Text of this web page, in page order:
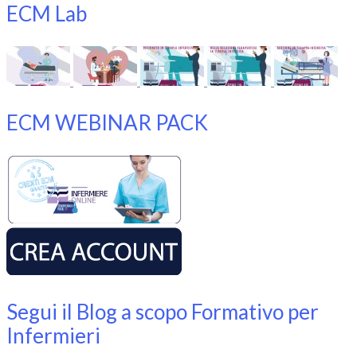
ECM Lab
ECM WEBINAR PACK
Segui il Blog a scopo Formativo per
Infermieri